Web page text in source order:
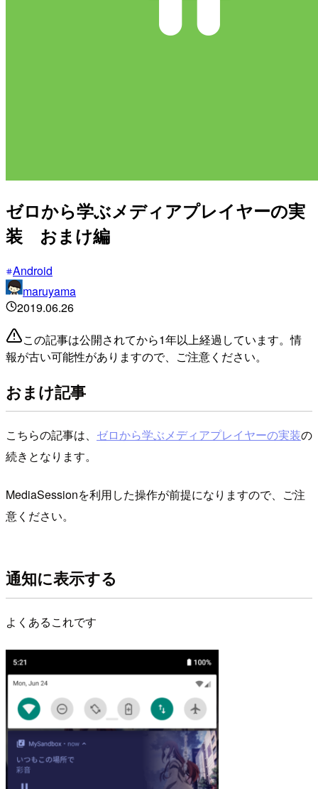
ゼロから学ぶメディアプレイヤーの実
装 おまけ編
Android
maruyama
2019.06.26
この記事は公開されてから1年以上経過しています。情
報が古い可能性がありますので、ご注意ください。
おまけ記事
こちらの記事は、 ゼロから学ぶメディアプレイヤーの実装の
続きとなります。
MediaSessionを利用した操作が前提になりますので、ご注
意ください。
通知に表示する
よくあるこれです